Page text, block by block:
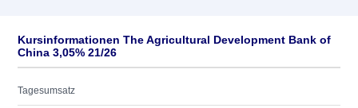
Kursinformationen The Agricultural Development Bank of
China 3,05% 21/26
Tagesumsatz